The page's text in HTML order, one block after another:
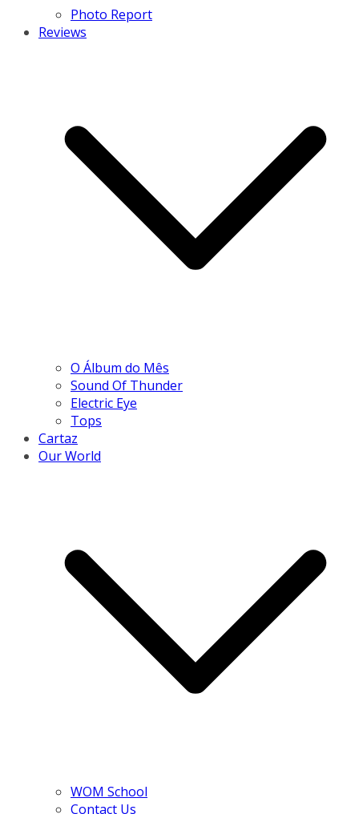
Photo Report
Reviews
O Álbum do Mês
Sound Of Thunder
Electric Eye
Tops
Cartaz
Our World
WOM School
Contact Us